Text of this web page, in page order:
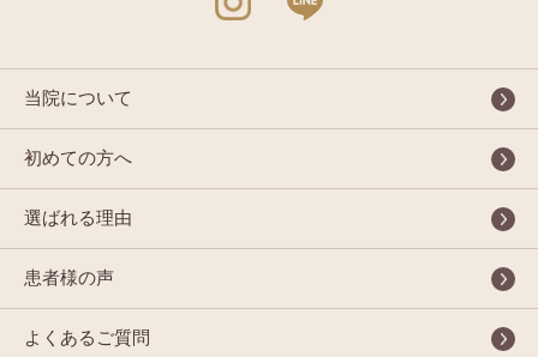
当院について
初めての方へ
選ばれる理由
患者様の声
よくあるご質問